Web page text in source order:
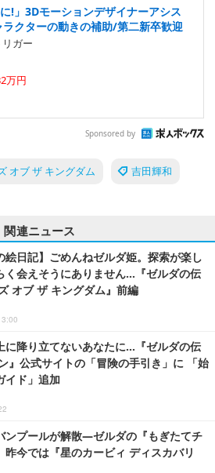
!」3Dモーションデザイナーアシス
クターの動きの補助/第二新卒歓迎
ガー
万円
Sponsored by
オブ ザ キングダム 吉田輝和
関連ニュース
絵日記】ごめんねゼルダ姫。探索が楽し
く会えそうにありません…『ゼルダの伝
オブ ザ キングダム』前編
に降り立てないあなたに…『ゼルダの伝
』公式サイトの「冒険の手引き」に 「始
イド」追加
ンプールが解散―ゼルダの『もぎたてチ
昨今では『星のカービィ ディスカバリ